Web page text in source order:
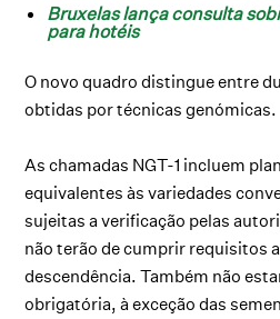
Bruxelas lança consulta
para hotéis
O novo quadro distingue entre
obtidas por técnicas genómicas.
As chamadas NGT-1 incluem
equivalentes às variedades
sujeitas a verificação pelas
não terão de cumprir requisitos
descendência. Também não
obrigatória, à exceção das